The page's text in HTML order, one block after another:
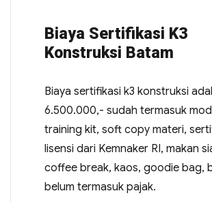
Biaya Sertifikasi K3
Konstruksi Batam
Biaya sertifikasi k3 konstruksi
6.500.000,- sudah termasuk
training kit, soft copy materi,
lisensi dari Kemnaker RI, makan
coffee break, kaos, goodie bag,
belum termasuk pajak.